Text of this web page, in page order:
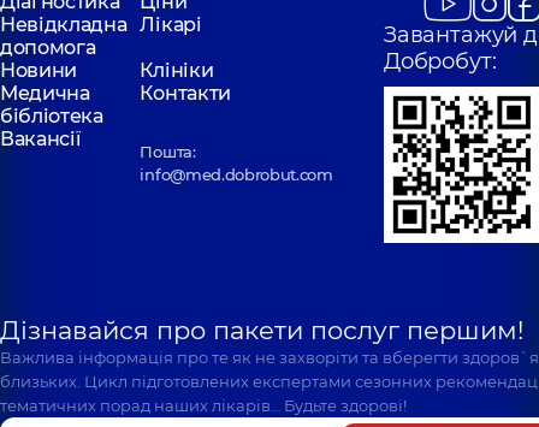
Невідкладна
допомога
Лікарі
Новини
Клініки
Медична
бібліотека
Контакти
Вакансії
Пошта:
info@med.dobrobut.com
Завантажуй
Добробут:
Дізнавайся про пакети послуг першим!
Важлива інформація про те як не захворіти та вберегти
близьких. Цикл підготовлених експертами сезонних
тематичних порад наших лікарів… Будьте здорові!